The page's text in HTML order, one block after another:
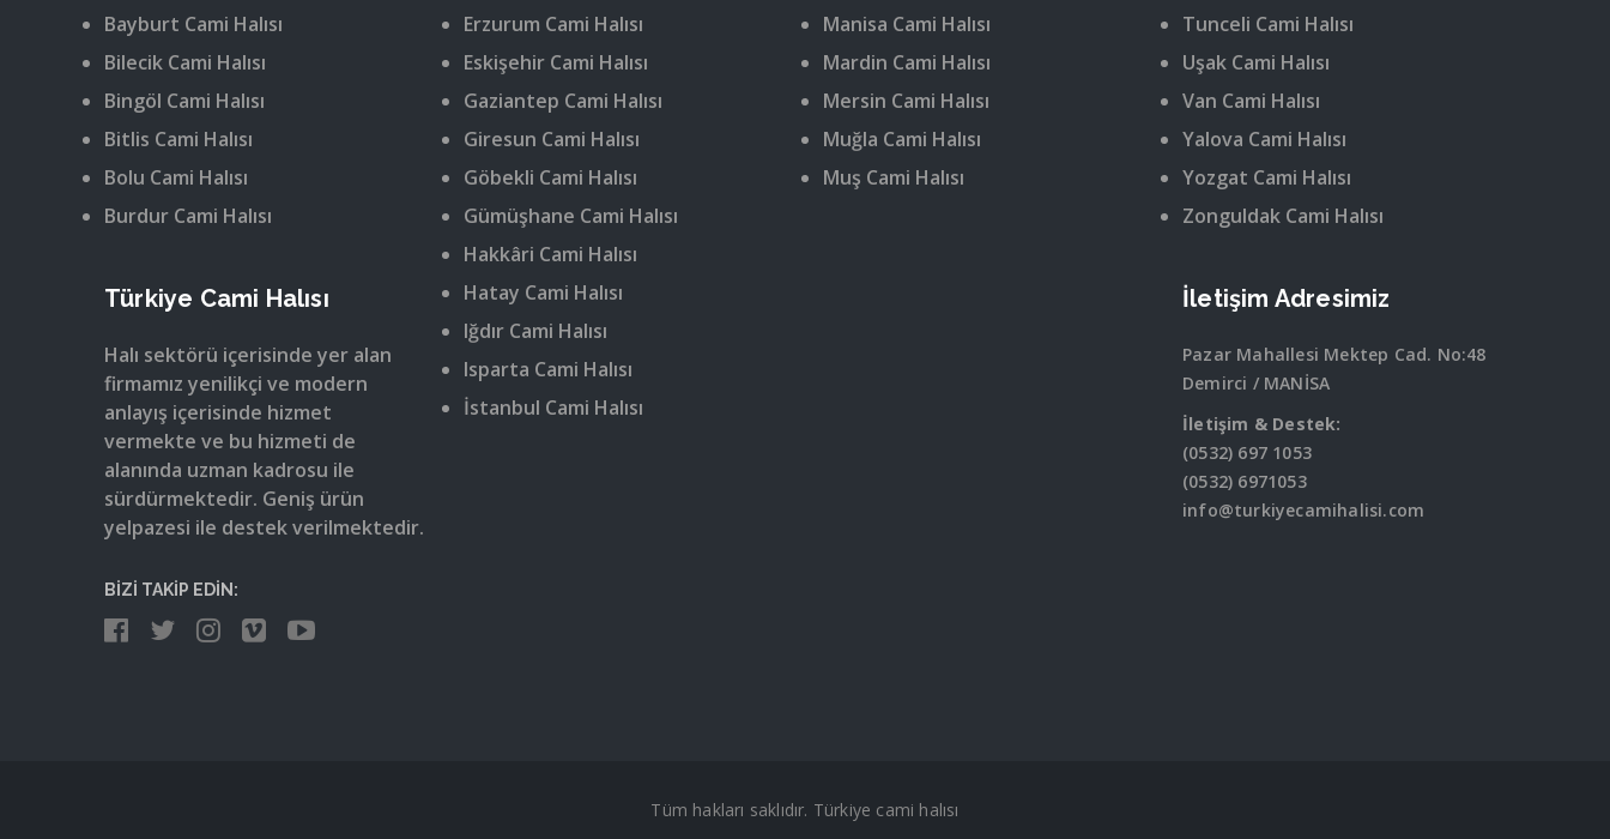
Bayburt Cami Halısı
Bilecik Cami Halısı
Bingöl Cami Halısı
Bitlis Cami Halısı
Bolu Cami Halısı
Burdur Cami Halısı
Türkiye Cami Halısı
Halı sektörü içerisinde yer alan
firmamız yenilikçi ve modern
anlayış içerisinde hizmet
vermekte ve bu hizmeti de
alanında uzman kadrosu ile
sürdürmektedir. Geniş ürün
yelpazesi ile destek verilmektedir.
BİZİ TAKİP EDİN:
Erzurum Cami Halısı
Eskişehir Cami Halısı
Gaziantep Cami Halısı
Giresun Cami Halısı
Göbekli Cami Halısı
Gümüşhane Cami Halısı
Hakkâri Cami Halısı
Hatay Cami Halısı
Iğdır Cami Halısı
Isparta Cami Halısı
İstanbul Cami Halısı
Manisa Cami Halısı
Mardin Cami Halısı
Mersin Cami Halısı
Muğla Cami Halısı
Muş Cami Halısı
Tunceli Cami Halısı
Uşak Cami Halısı
Van Cami Halısı
Yalova Cami Halısı
Yozgat Cami Halısı
Zonguldak Cami Halısı
İletişim Adresimiz
Pazar Mahallesi Mektep Cad. No:48
Demirci / MANİSA
İletişim & Destek:
(0532) 697 1053
(0532) 6971053
info@turkiyecamihalisi.com
Tüm hakları saklıdır. Türkiye cami halısı